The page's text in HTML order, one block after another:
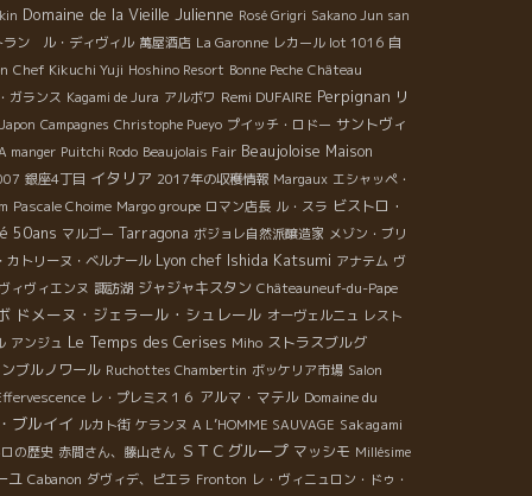
Domaine de la Vieille Julienne Rosé Grigri Sakano Jun san
ラン ル・ディヴィル 萬屋酒店 La Garonne レカール lot 1016 自
Chef Kikuchi Yuji Hoshino Resort Bonne Peche Château
ガランス Kagami de Jura アルボワ Remi DUFAIRE Perpignan リ
Campagnes Christophe Pueyo プイッチ・ロドー サントヴィ
manger Puitchi Rodo Beaujolais Fair Beaujoloise Maison
銀座4丁目 イタリア 2017年の収穫情報 Margaux エシャッペ・
Pascale Choime Margo groupe ロマン店長 ル・スラ ビストロ・
50ans マルゴー Tarragona ボジョレ自然派醸造家 メゾン・ブリ
カトリーヌ・ベルナール Lyon chef Ishida Katsumi アナテム ヴ
ィヴィエンヌ 諏訪湖 ジャジャキスタン Châteauneuf-du-Pape
ドメーヌ・ジェラール・シュレール オーヴェルニュ レスト
アンジュ Le Temps des Cerises Miho ストラスブルグ
ブルノワール Ruchottes Chambertin ボッケリア市場 Salon
レ・プレミス１６ アルマ・マテル Domaine du
ブルイイ ルカト街 ケランヌ A L’HOMME SAUVAGE Sakagami
の歴史 赤間さん、藤山さん ＳＴＣグループ マッシモ Millésime
ユ Cabanon ダヴィデ、ピエラ Fronton レ・ヴィニュロン・ドゥ・